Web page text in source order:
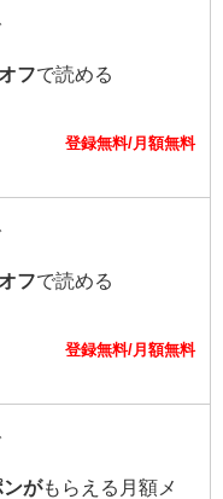
フで読める
登録無料/月額無料
フで読める
登録無料/月額無料
がもらえる月額メ